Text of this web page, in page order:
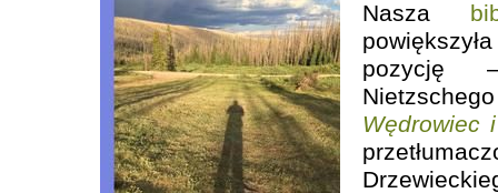
Nasza
pozycję
Wędrowiec